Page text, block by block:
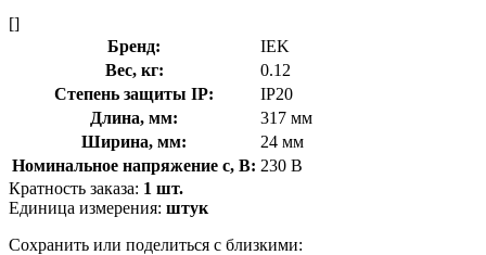
[]
Бренд:
IEK
Вес, кг:
0.12
Степень защиты IP:
IP20
Длина, мм:
317 мм
Ширина, мм:
24 мм
Номинальное напряжение с, В: 230 В
Кратность заказа: 1 шт.
Единица измерения: штук
Сохранить или поделиться с близкими: